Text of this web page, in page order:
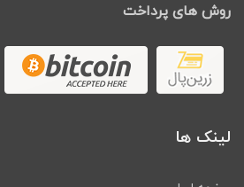
روش های پرداخت
لینک ها